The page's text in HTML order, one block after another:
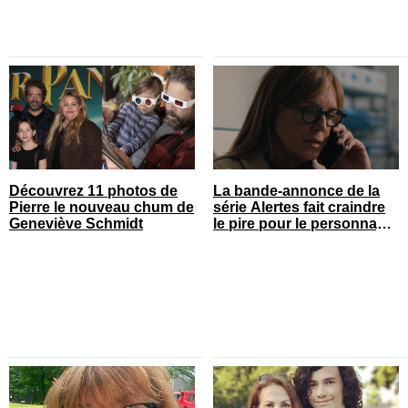
Découvrez 11 photos de
Pierre le nouveau chum de
Geneviève Schmidt
La bande-annonce de la
série Alertes fait craindre
le pire pour le personnage